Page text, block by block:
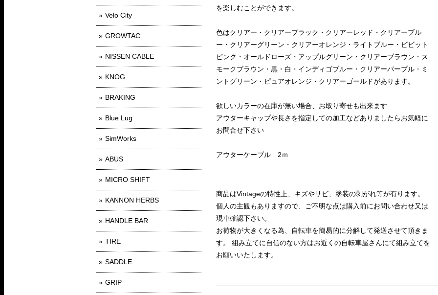
を楽しむことができます。
色はクリアー・クリアーブラック・クリアーレッド・クリアーブル
ー・クリアーグリーン・クリアーオレンジ・ライトブルー・ビビット
ピンク・オールドローズ・アップルグリーン・クリアーブラウン・ス
モークブラウン・黒・白・インディゴブルー・クリアーパープル・ミ
ントグリーン・ピュアオレンジ・クリアーゴールドがあります。
欲しいカラーの在庫が無い場合、お取り寄せも出来ます
アウターキャップや長さを指定しての加工などありましたらお気軽に
お問合せ下さい
アウターケーブル 2ｍ
商品はVintageの特性上、キズやサビ、塗装の剥がれ等が有ります。
個人の主観もありますので、ご不明な点は購入前にお問い合わせ又は
現車確認下さい。
お荷物が大きくなる為、自転車を簡易的に分解して発送させて頂きま
す。 組み立てに自信のない方はお近くの自転車屋さんにて組み立てを
お願いいたします。
Velo City
GROWTAC
NISSEN CABLE
KNOG
BRAKING
Blue Lug
SimWorks
ABUS
MICRO SHIFT
KANNON HERBS
HANDLE BAR
TIRE
SADDLE
GRIP